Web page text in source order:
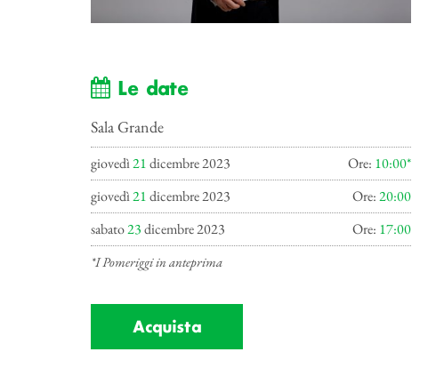
Le date
Sala Grande
giovedì21dicembre 2023 Ore: 10:00*
giovedì21dicembre 2023 Ore:20:00
sabato23dicembre 2023 Ore: 17:00
*I Pomeriggi in anteprima
Acquista